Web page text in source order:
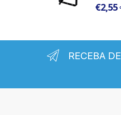
€2,55
RECEBA